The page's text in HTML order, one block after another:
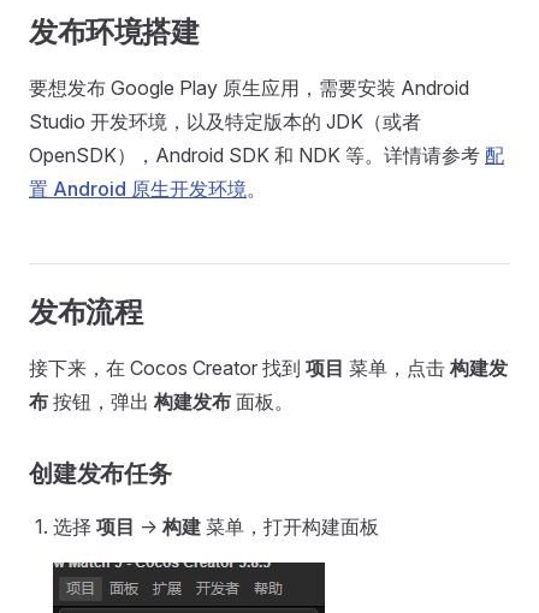
发布环境搭建
要想发布 Google Play 原生应用，需要安装 Android
Studio 开发环境，以及特定版本的 JDK（或者
OpenSDK），Android SDK 和 NDK 等。详情请参考 配
置 Android 原生开发环境。
发布流程
接下来，在 Cocos Creator 找到 项目 菜单，点击 构建发
布 按钮，弹出 构建发布 面板。
创建发布任务
选择 项目 -> 构建 菜单，打开构建面板